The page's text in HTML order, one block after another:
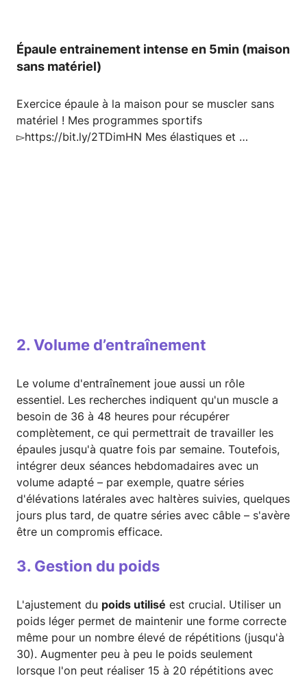
Épaule entrainement intense en 5min (maison
sans matériel)
Exercice épaule à la maison pour se muscler sans
matériel ! Mes programmes sportifs
▻https://bit.ly/2TDimHN Mes élastiques et …
2. Volume d’entraînement
Le volume d'entraînement joue aussi un rôle
essentiel. Les recherches indiquent qu'un muscle a
besoin de 36 à 48 heures pour récupérer
complètement, ce qui permettrait de travailler les
épaules jusqu'à quatre fois par semaine. Toutefois,
intégrer deux séances hebdomadaires avec un
volume adapté – par exemple, quatre séries
d'élévations latérales avec haltères suivies, quelques
jours plus tard, de quatre séries avec câble – s'avère
être un compromis efficace.
3. Gestion du poids
L'ajustement du poids utilisé est crucial. Utiliser un
poids léger permet de maintenir une forme correcte
même pour un nombre élevé de répétitions (jusqu'à
30). Augmenter peu à peu le poids seulement
lorsque l'on peut réaliser 15 à 20 répétitions avec